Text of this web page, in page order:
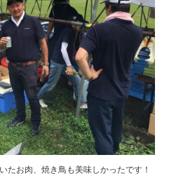
お肉、焼き鳥も美味しかったです！